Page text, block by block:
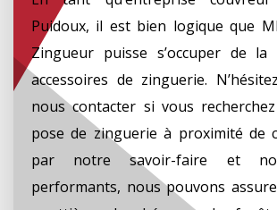
Puidoux, il est bien logique que
Zingueur puisse s’occuper de
accessoires de zinguerie.
nous contacter si vous
pose de zinguerie à proximité de
par notre savoir-faire et
performants, nous pouvons